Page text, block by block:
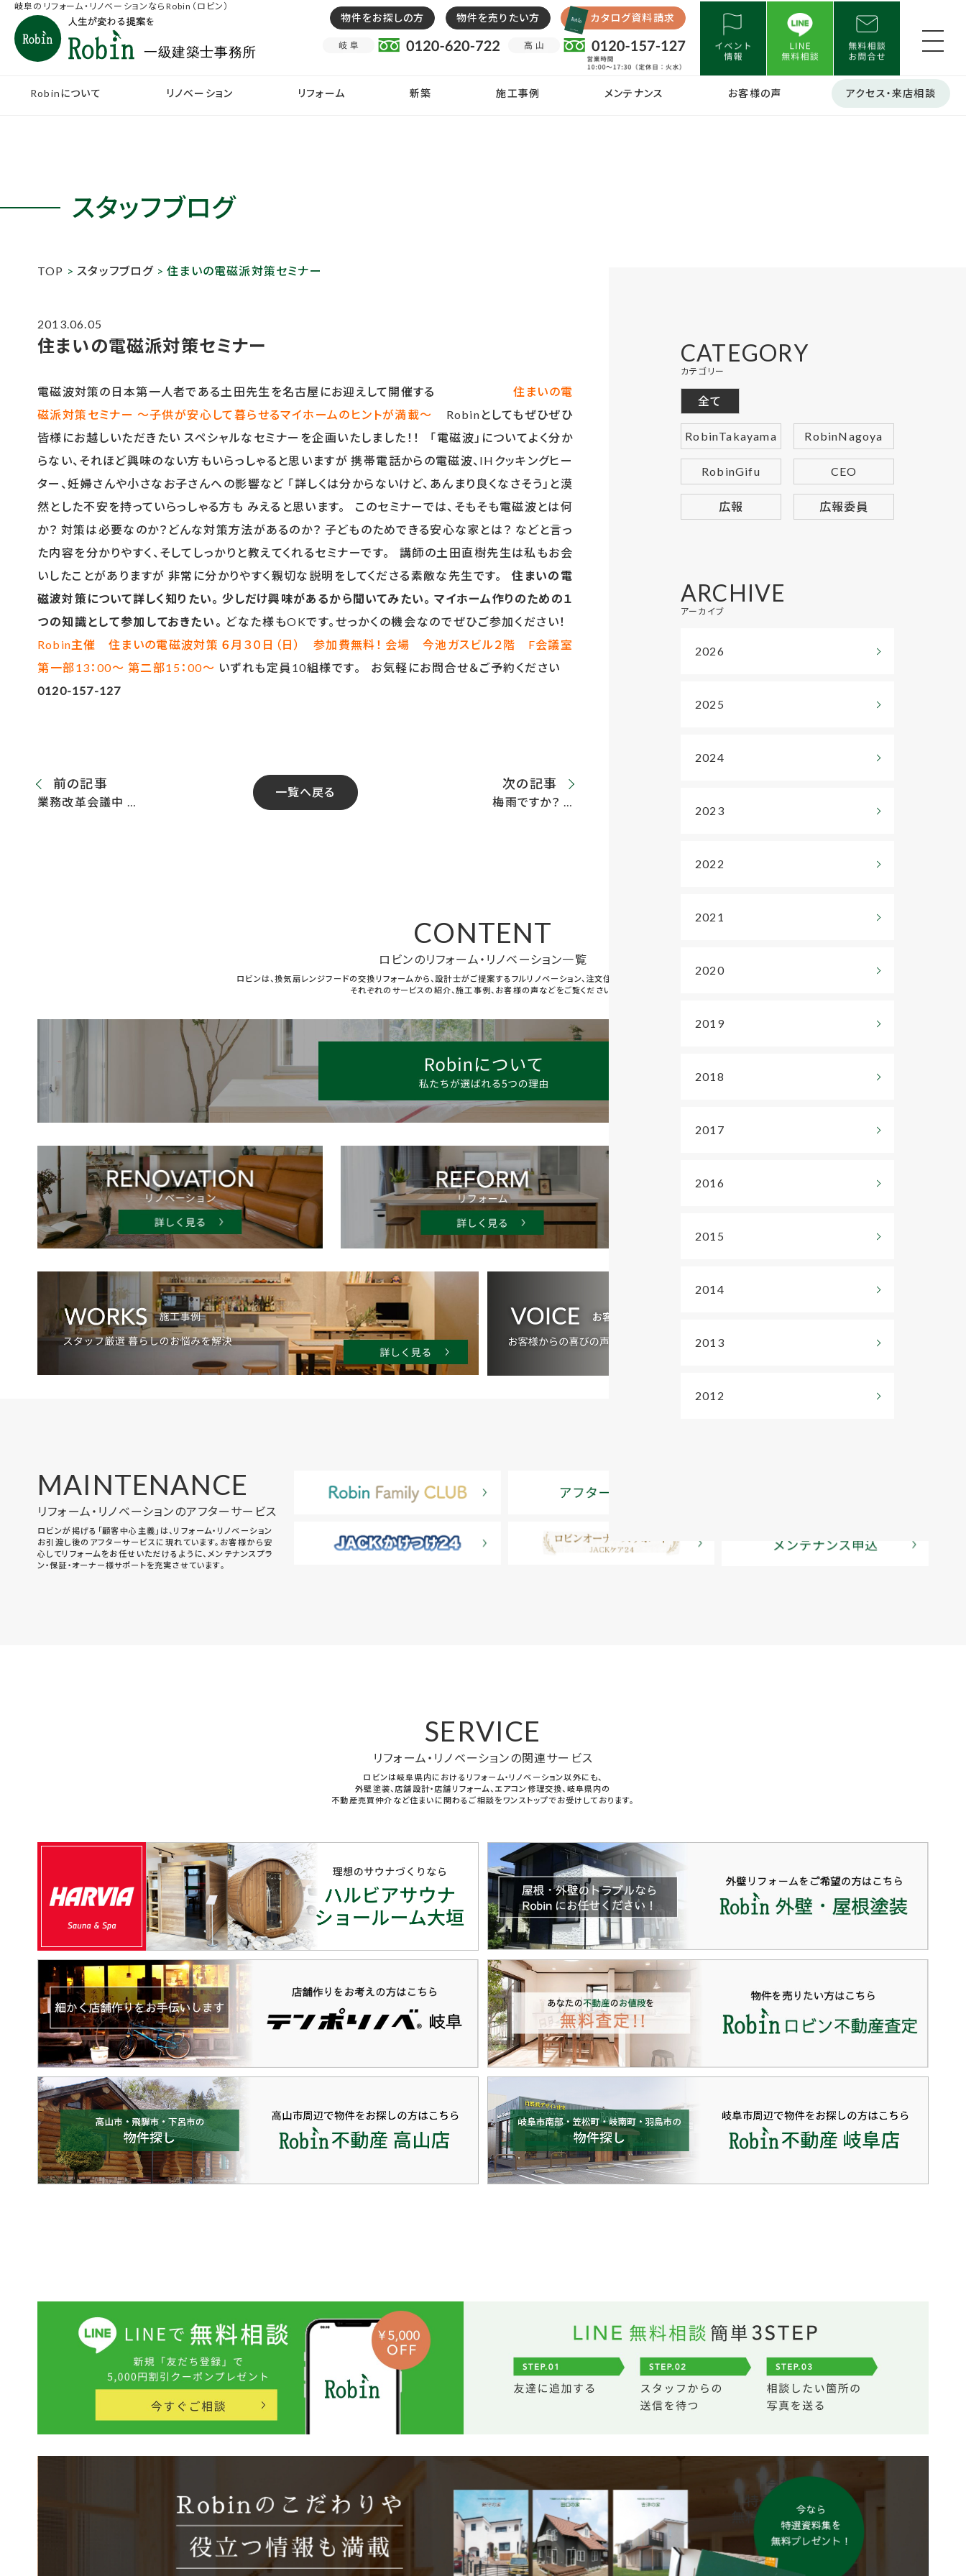
岐阜のリフォーム・リノベーションならRobin（ロビン）
物件をお探しの方 物件を売りたい方 カタログ資料請求
Robinについて リノベーション リフォーム 新築 施工事例 メンテナンス お客様の声 アクセス・来店相談
スタッフブログ
TOP >スタッフブログ> 住まいの電磁派対策セミナー
2013.06.05
住まいの電磁派対策セミナー
電磁波対策の日本第一人者である土田先生を名古屋にお迎えして開催する
住まいの電
磁派対策セミナー ～子供が安心して暮らせるマイホームのヒントが満載～
Robinとしてもぜひぜひ
皆様にお越しいただきたい スペシャルなセミナーを企画いたしました！！ 「電磁波」についてよく分か
らない、それほど興味のない方もいらっしゃると思いますが 携帯電話からの電磁波、IHクッキングヒー
ター、妊婦さんや小さなお子さんへの影響など 「詳しくは分からないけど、あんまり良くなさそう」と漠
然とした不安を持っていらっしゃる方も みえると思います。 このセミナーでは、そもそも電磁波とは何
か？ 対策は必要なのか？どんな対策方法があるのか？ 子どものためできる安心な家とは？ などと言っ
た内容を分かりやすく、そしてしっかりと教えてくれるセミナーです。 講師の土田直樹先生は私もお会
いしたことがありますが 非常に分かりやすく親切な説明をしてくださる素敵な先生です。住まいの電
磁波対策について詳しく知りたい。 少しだけ興味があるから聞いてみたい。 マイホーム作りのための１
つの知識として参加しておきたい。 どなた様もOKです。せっかくの機会なのでぜひご参加ください！
Robin主催 住まいの電磁波対策 ６月３０日（日） 参加費無料！ 会場 今池ガスビル２階 F会議室
第一部13：00～ 第二部15：00～ いずれも定員10組様です。 お気軽にお問合せ＆ご予約ください
0120-157-127
前の記事
業務改革会議中 …
一覧へ戻る
次の記事
梅雨ですか？ …
CATEGORY
カテゴリー
全て
RobinTakayama RobinNagoya
RobinGifu CEO
広報 広報委員
ARCHIVE
アーカイブ
2026
2025
2024
2023
2022
2021
2020
2019
2018
2017
2016
2015
2014
2013
2012
CONTENT
ロビンのリフォーム・リノベーション一覧
ロビンは、換気扇レンジフードの交換リフォームから、設計士がご提案するフルリノベーション、注文住宅まで幅広く対応しております。
それぞれのサービスの紹介、施工事例、お客様の声などをご覧ください。
MAINTENANCE
リフォーム・リノベーションのアフターサービス
ロビンが掲げる「顧客中心主義」は、リフォーム・リノベーション
お引渡し後のアフターサービスに現れています。お客様から安
心してリフォームをお任せいただけるように、メンテナンスプラ
ン・保証・オーナー様サポートを充実させています。
SERVICE
リフォーム・リノベーションの関連サービス
ロビンは岐阜県内におけるリフォーム・リノベーション以外にも、
外壁塗装、店舗設計・店舗リフォーム、エアコン修理交換、岐阜県内の
不動産売買仲介など住まいに関わるご相談をワンストップでお受けしております。